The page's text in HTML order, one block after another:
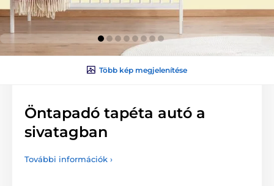
Több kép megjelenítése
Öntapadó tapéta autó a
sivatagban
További információk ›